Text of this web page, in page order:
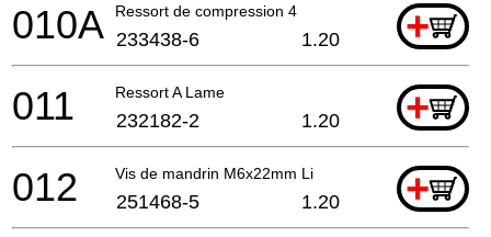
Ressort de compression 4 +
010A 233438-6 1.20
Ressort A Lame +
011 232182-2 1.20
Vis de mandrin M6x22mm Li +
012 251468-5 1.20